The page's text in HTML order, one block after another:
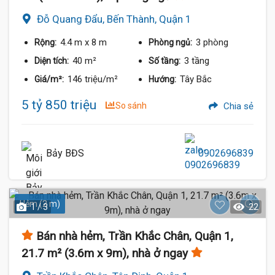
Đỗ Quang Đẩu, Bến Thành, Quận 1
Rộng: 4.4 m x 8 m Phòng ngủ: 3 phòng
Diện tích: 40 m² Số tầng: 3 tầng
Giá/m²: 146 triệu/m² Hướng: Tây Bắc
5 tỷ 850 triệu So sánh Chia sẻ
Bảy BĐS 0902696839
Hẻm (2 m)
1 / 3 22
Bán nhà hẻm, Trần Khắc Chân, Quận 1,
21.7 m² (3.6m x 9m), nhà ở ngay